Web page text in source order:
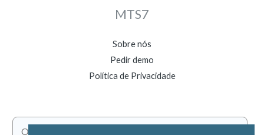
MTS7
Sobre nós
Pedir demo
Política de Privacidade